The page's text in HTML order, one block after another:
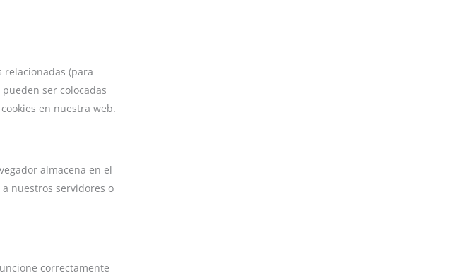
relacionadas (para
ser colocadas
en nuestra web.
almacena en el
nuestros servidores o
correctamente